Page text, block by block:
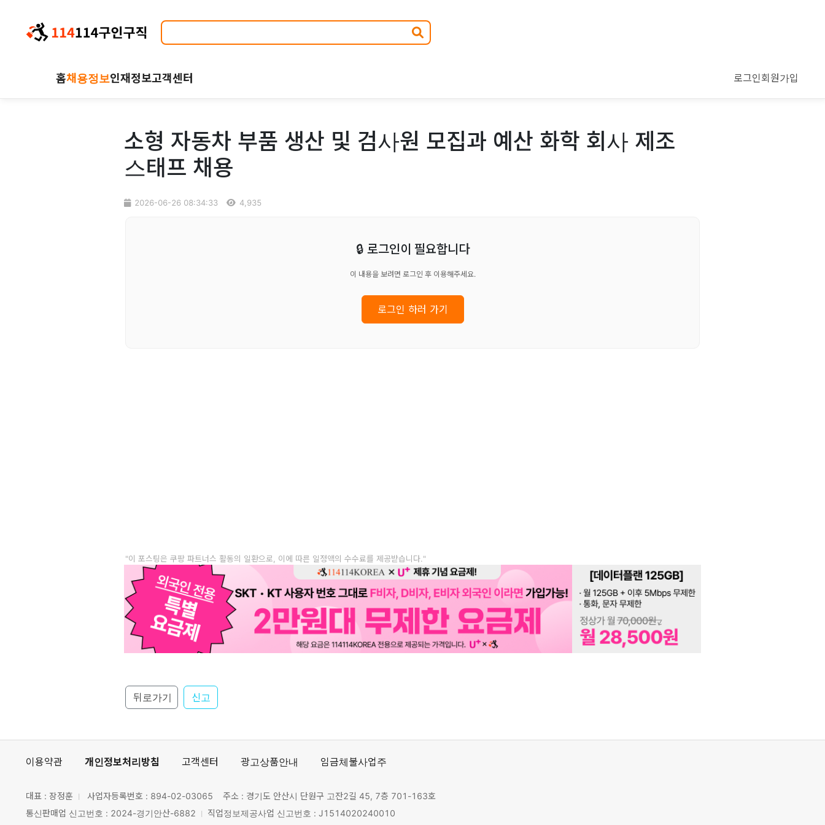
홈채용정보인재정보고객센터 로그인회원가입
소형 자동차 부품 생산 및 검사원 모집과 예산 화학 회사 제조
스태프 채용
2026-06-26 08:34:33 4,935
🔒 로그인이 필요합니다
이 내용을 보려면 로그인 후 이용해주세요.
로그인 하러 가기
"이 포스팅은 쿠팡 파트너스 활동의 일환으로, 이에 따른 일정액의 수수료를 제공받습니다."
뒤로가기 신고
이용약관 개인정보처리방침 고객센터 광고상품안내 임금체불사업주
대표 : 장정훈 사업자등록번호 : 894-02-03065
주소 : 경기도 안산시 단원구 고잔2길 45, 7층 701-163호
통신판매업 신고번호 : 2024-경기안산-6882
직업정보제공사업 신고번호 : J1514020240010